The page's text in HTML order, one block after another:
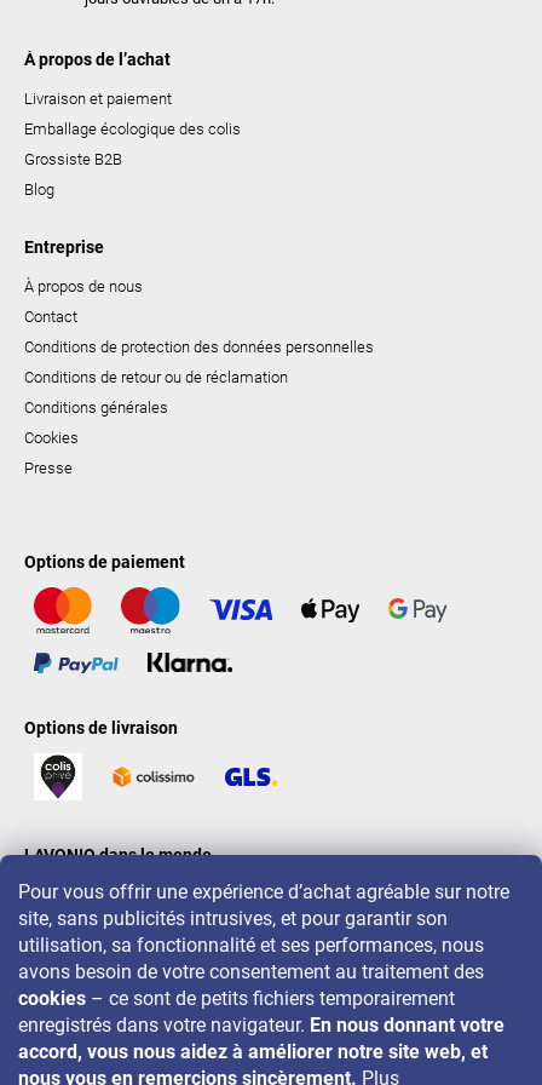
Pour vous offrir une expérience d’achat agréable sur notre
site, sans publicités intrusives, et pour garantir son
utilisation, sa fonctionnalité et ses performances, nous
avons besoin de votre consentement au traitement des
cookies – ce sont de petits fichiers temporairement
enregistrés dans votre navigateur. En nous donnant votre
accord, vous nous aidez à améliorer notre site web, et
nous vous en remercions sincèrement. Plus
À propos de l’achat
Livraison et paiement
Emballage écologique des colis
Grossiste B2B
Blog
Entreprise
À propos de nous
Contact
Conditions de protection des données personnelles
Conditions de retour ou de réclamation
Conditions générales
Cookies
Presse
Options de paiement
Options de livraison
LAVONIO dans le monde
Pour des promotions, concours et réductions, suivez-nous sur: